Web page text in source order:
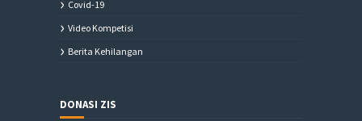
Covid-19
Video Kompetisi
Berita Kehilangan
DONASI ZIS